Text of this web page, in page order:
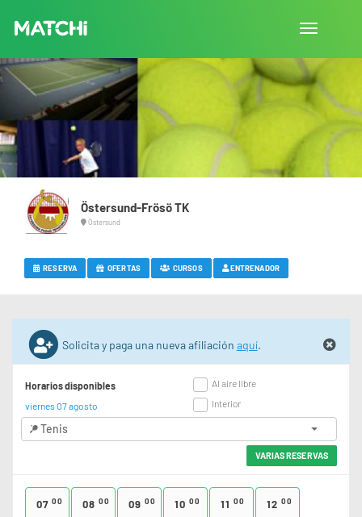
Cambiar
Östersund-Frösö TK
Östersund
RESERVA OFERTAS CURSOS ENTRENADOR
Solicita y paga una nueva afiliación aquí.
Horarios disponibles
viernes 07 agosto
Al aire libre
Interior
Tenis
VARIAS RESERVAS
07 00 08 00 09 00 10 00 11 00 12 00